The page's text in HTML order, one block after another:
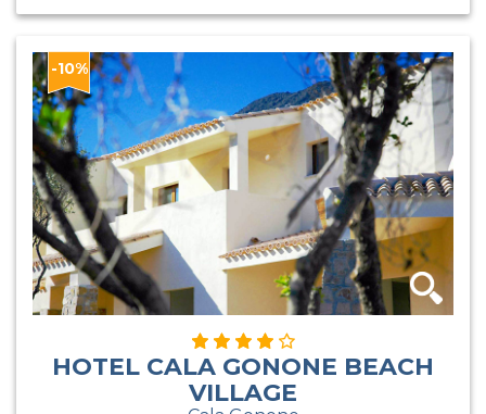
-10%
HOTEL CALA GONONE BEACH
VILLAGE